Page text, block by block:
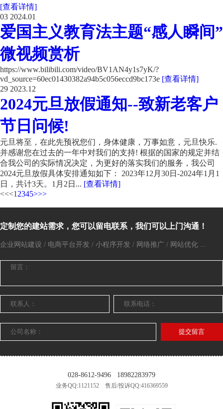
[查看详情]
03 2024.01
爱国主义教育法主题“感人瞬间”
微视频赏析
https://www.bilibili.com/video/BV1AN4y1s7yK/?
vd_source=60ec01430382a94b5c056eccd9bc173e [查看详情]
29 2023.12
2024元旦放假通知--致新老客户
节日问候!
元旦将至，在此先预祝您们，身体健康，万事如意，元旦快乐.
并感谢您在过去的一年中对我们的支持! 根据的国家的规定并结
合我公司的实际情况决定，为更好的落实我们的服务，我公司
2024元旦放假具体安排通知如下： 2023年12月30日-2024年1月1
日，共计3天。1月2日... [查看详情]
<<<1 2345>>>
定制您的建站需求，您可以留电联系，我们可以上门沟通！
企业网站建设 / 电商平台开发 / 小程序开发 / 网络推广 / 网站优化 ...
提交留言
028-8612-9496 18982283979
业务QQ:1121152 售后/投诉QQ:416369559